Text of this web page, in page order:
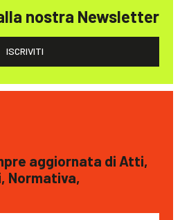
nostra Newsletter
ISCRIVITI
aggiornata di Atti,
Normativa,